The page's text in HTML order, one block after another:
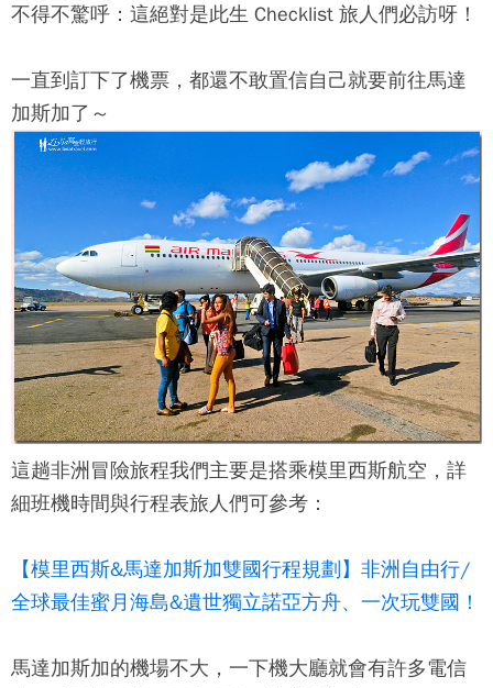
不得不驚呼：這絕對是此生 Checklist 旅人們必訪呀！
一直到訂下了機票，都還不敢置信自己就要前往馬達
加斯加了～
這趟非洲冒險旅程我們主要是搭乘模里西斯航空，詳
細班機時間與行程表旅人們可參考：
【模里西斯&馬達加斯加雙國行程規劃】非洲自由行/
全球最佳蜜月海島&遺世獨立諾亞方舟、一次玩雙國！
馬達加斯加的機場不大，一下機大廳就會有許多電信